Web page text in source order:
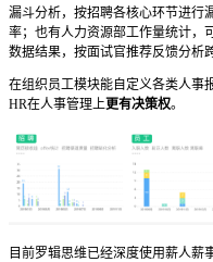
漏斗分析，按招聘各核心环节进行
率；也有人力资源部工作量统计，
数据结果，按面试官推荐反馈分析
在组织员工模块能自定义各类人事
HR在人事管理上更有决策权。
目前罗辑思维已经深度使用薪人薪